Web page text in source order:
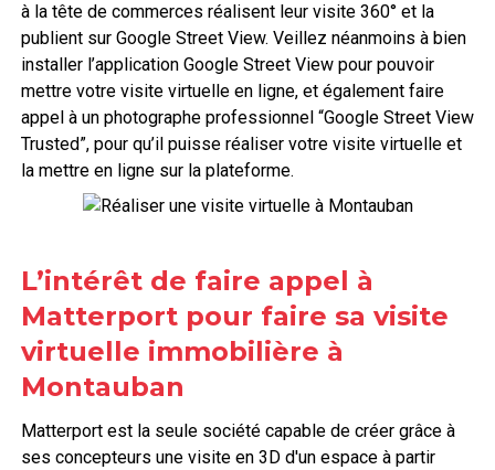
à la tête de commerces réalisent leur visite 360° et la
publient sur Google Street View. Veillez néanmoins à bien
installer l’application Google Street View pour pouvoir
mettre votre visite virtuelle en ligne, et également faire
appel à un photographe professionnel “Google Street View
Trusted”, pour qu’il puisse réaliser votre visite virtuelle et
la mettre en ligne sur la plateforme.
L’intérêt de faire appel à
Matterport pour faire sa visite
virtuelle immobilière à
Montauban
Matterport est la seule société capable de créer grâce à
ses concepteurs une visite en 3D d'un espace à partir